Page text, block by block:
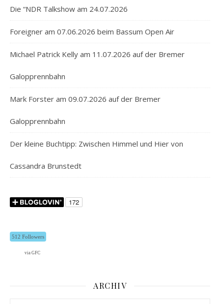
Die “NDR Talkshow am 24.07.2026
Foreigner am 07.06.2026 beim Bassum Open Air
Michael Patrick Kelly am 11.07.2026 auf der Bremer
Galopprennbahn
Mark Forster am 09.07.2026 auf der Bremer
Galopprennbahn
Der kleine Buchtipp: Zwischen Himmel und Hier von
Cassandra Brunstedt
512 Followers
via GFC
ARCHIV